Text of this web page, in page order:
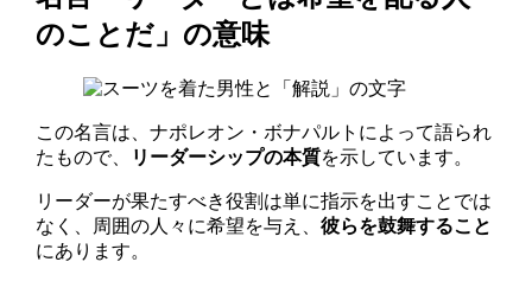
のことだ」の意味
この名言は、ナポレオン・ボナパルトによって語られ
たもので、
リーダーシップの本質を示しています。
リーダーが果たすべき役割は単に指示を出すことでは
なく、周囲の人々に希望を与え、彼らを鼓舞すること
にあります。